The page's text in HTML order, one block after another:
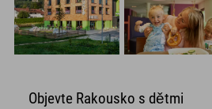
Objevte Rakousko s dětmi